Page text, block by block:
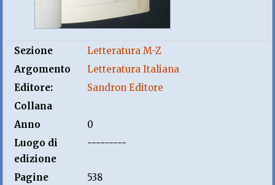
Sezione
Letteratura M-Z
Argomento
Letteratura Italiana
Editore:
Sandron Editore
Collana
Anno
0
Luogo di
edizione
---------
Pagine
538